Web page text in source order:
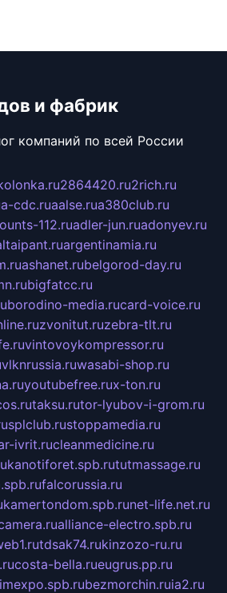
и фабрик
компаний по всей России
2864420.ru2rich.ru
a-cdc.ruaalse.rua380club.ru
112.ruadler-jun.ruadonyev.ru
argentinamia.ru
ashanet.rubelgorod-day.ru
bigfatcc.ru
borodino-media.rucard-voice.ru
zvonitut.ruzebra-tlt.ru
vintovoykompressor.ru
vlknrussia.ruwasabi-shop.ru
youtubefree.rux-ton.ru
taksu.rutor-lyubov-i-grom.ru
splclub.rustoppamedia.ru
ivrit.rucleanmedicine.ru
kanotiforet.spb.rututmassage.ru
falcorussia.ru
kamertondom.spb.runet-life.net.ru
alliance-electro.spb.ru
tdsak74.rukinzozo-ru.ru
costa-bella.rueugrus.pp.ru
bezmorchin.ruia2.ru